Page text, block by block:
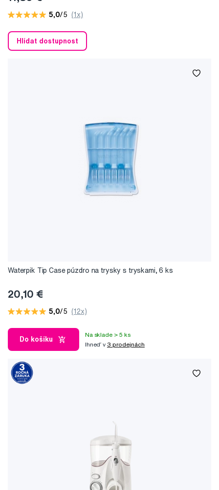
5,0/5 (1x)
Hlídat dostupnost
Waterpik Tip Case púzdro na trysky s tryskami, 6 ks
20,10 €
5,0/5 (12x)
Do košíku
Na sklade > 5 ks
Ihneď v 3 prodejnách